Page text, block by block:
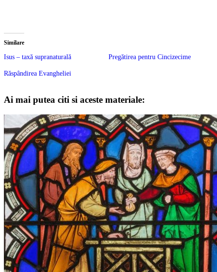
Similare
Isus – taxă supranaturală Pregătirea pentru Cincizecime
Răspândirea Evangheliei
Ai mai putea citi si aceste materiale: